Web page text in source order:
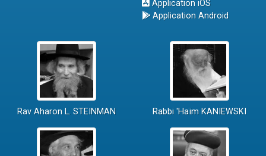
Application iOS
Application Android
Rav Aharon L. STEINMAN Rabbi 'Haïm KANIEWSKI